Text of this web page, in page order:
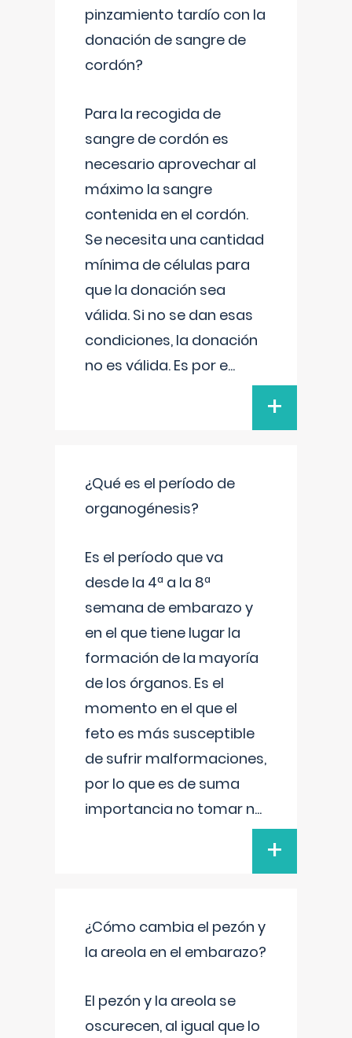
pinzamiento tardío con la
donación de sangre de
cordón?
Para la recogida de
sangre de cordón es
necesario aprovechar al
máximo la sangre
contenida en el cordón.
Se necesita una cantidad
mínima de células para
que la donación sea
válida. Si no se dan esas
condiciones, la donación
no es válida. Es por e...
+
¿Qué es el período de
organogénesis?
Es el período que va
desde la 4ª a la 8ª
semana de embarazo y
en el que tiene lugar la
formación de la mayoría
de los órganos. Es el
momento en el que el
feto es más susceptible
de sufrir malformaciones,
por lo que es de suma
importancia no tomar n...
+
¿Cómo cambia el pezón y
la areola en el embarazo?
El pezón y la areola se
oscurecen, al igual que lo